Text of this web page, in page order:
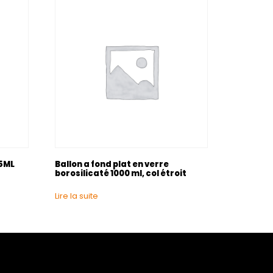
Ballon a fond plat en verre
borosilicaté 1000 ml, col étroit
Lire la suite